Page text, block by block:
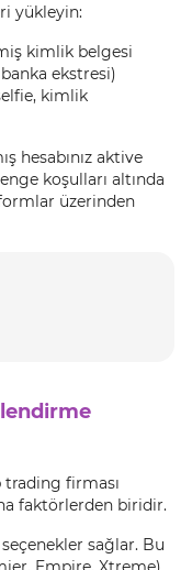
yükleyin:
kimlik belgesi
ekstresi)
kimlik
hesabınız aktive
koşulları altında
üzerinden
firması
faktörlerden biridir.
sağlar. Bu